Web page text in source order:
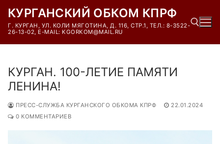
содержимому
КУРГАНСКИЙ ОБКОМ КПРФ
Г. КУРГАН, УЛ. КОЛИ МЯГОТИНА, Д. 116, СТР.1, ТЕЛ.: 8-3522-
26-13-02, E-MAIL: KGORKOM@MAIL.RU
КУРГАН. 100-ЛЕТИЕ ПАМЯТИ
ЛЕНИНА!
ПРЕСС-СЛУЖБА КУРГАНСКОГО ОБКОМА КПРФ
22.01.2024
0 КОММЕНТАРИЕВ